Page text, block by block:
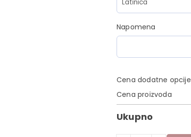
Napomena
Cena dodatne opcije
Cena proizvoda
Ukupno